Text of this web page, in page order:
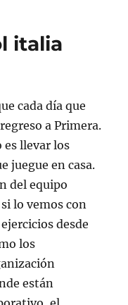
italia
cada día que
a Primera.
es llevar los
juegue en casa.
del equipo
lo vemos con
desde
los
están